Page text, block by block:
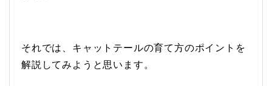
それでは、キャットテールの育て方のポイントを
解説してみようと思います。